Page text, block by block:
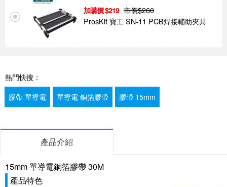
219 市價$260
ProsKit 寶工 SN-11 PCB焊接輔助夾具
熱門快搜：
膠帶 單導電
單導電 銅箔膠帶 膠帶 15mm
產品介紹
15mm 單導電銅箔膠帶 30M
產品特色